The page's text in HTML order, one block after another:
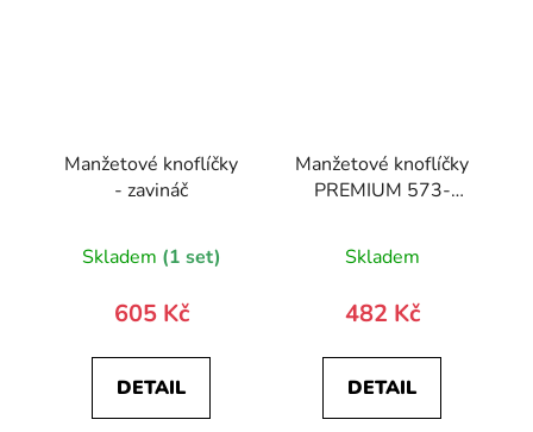
Manžetové knoflíčky
- zavináč
Skladem (1 set)
605 Kč
DETAIL
Manžetové knoflíčky
PREMIUM 573-
Skladem
482 Kč
DETAIL